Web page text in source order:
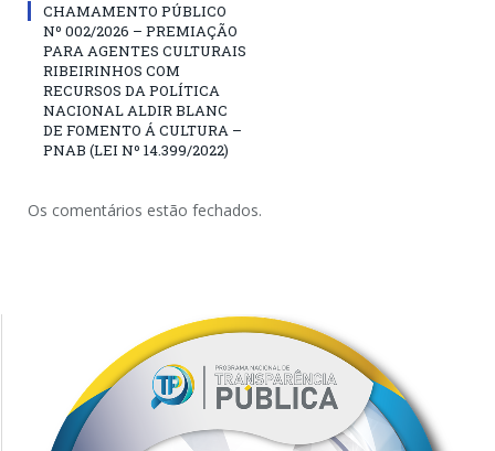
CHAMAMENTO PÚBLICO
Nº 002/2026 – PREMIAÇÃO
PARA AGENTES CULTURAIS
RIBEIRINHOS COM
RECURSOS DA POLÍTICA
NACIONAL ALDIR BLANC
DE FOMENTO Á CULTURA –
PNAB (LEI Nº 14.399/2022)
Os comentários estão fechados.